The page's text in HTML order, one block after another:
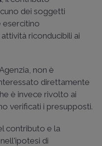
dei soggetti
esercitino
riconducibili ai
non è
direttamente
è invece rivolto ai
verificati i presupposti.
contributo e la
di